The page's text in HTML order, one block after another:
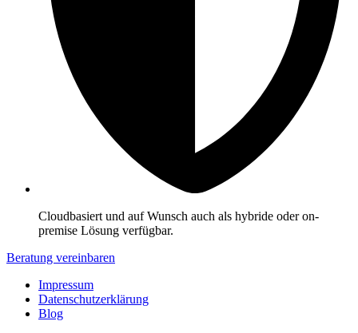
Cloudbasiert und auf Wunsch auch als hybride oder on-
premise Lösung verfügbar.
Beratung vereinbaren
Impressum
Datenschutzerklärung
Blog